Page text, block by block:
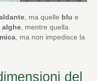
, ma quelle blu e
alghe , mentre quella
, ma non impedisce la
del